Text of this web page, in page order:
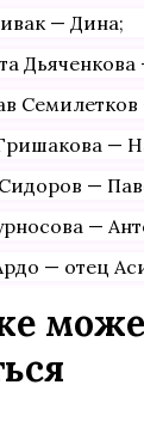
— Дина;
Дьяченкова
—
—
—
— отец